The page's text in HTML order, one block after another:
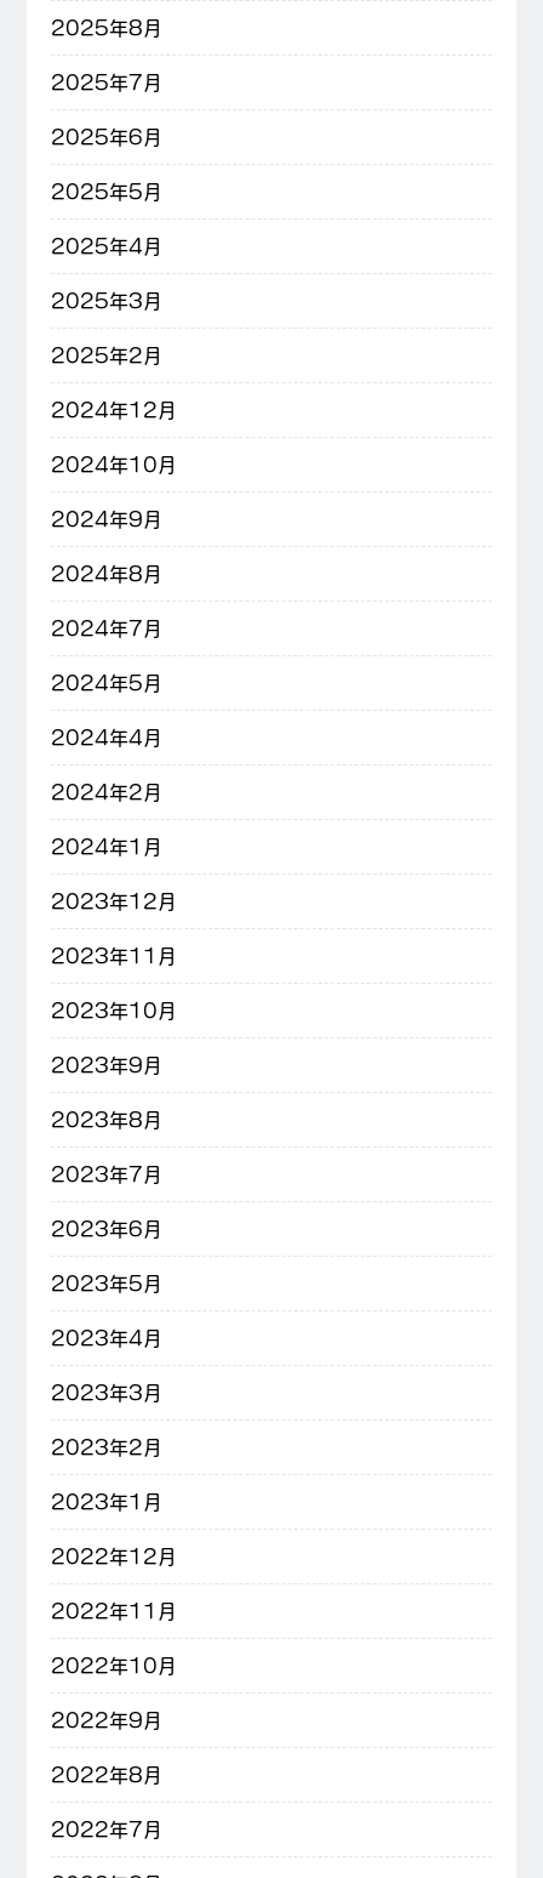
2025年8月
2025年7月
2025年6月
2025年5月
2025年4月
2025年3月
2025年2月
2024年12月
2024年10月
2024年9月
2024年8月
2024年7月
2024年5月
2024年4月
2024年2月
2024年1月
2023年12月
2023年11月
2023年10月
2023年9月
2023年8月
2023年7月
2023年6月
2023年5月
2023年4月
2023年3月
2023年2月
2023年1月
2022年12月
2022年11月
2022年10月
2022年9月
2022年8月
2022年7月